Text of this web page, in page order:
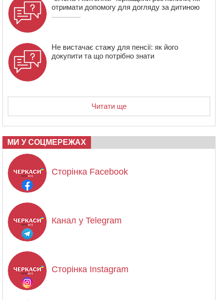
отримати допомогу для догляду за дитиною
Не вистачає стажу для пенсії: як його
докупити та що потрібно знати
Читати ще
МИ У СОЦМЕРЕЖАХ
Сторінка Facebook
Канал у Telegram
Сторінка Instagram